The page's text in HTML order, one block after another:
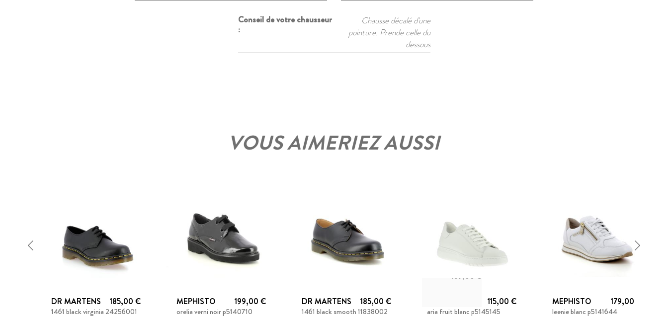
Conseil de votre chausseur
:
Chausse décalé d'une
pointure. Prende celle du
dessous
VOUS AIMERIEZ AUSSI
DR MARTENS 185,00 €
1461 black virginia 24256001
MEPHISTO 199,00 €
orelia verni noir p5140710
DR MARTENS 185,00 €
1461 black smooth 11838002
189,00 €
115,00 €
aria fruit blanc p5145145
MEPHISTO 179,00 €
leenie blanc p5141644